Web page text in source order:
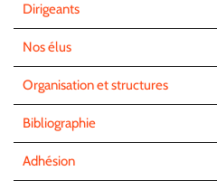
Dirigeants
Nos élus
Organisation et structures
Bibliographie
Adhésion